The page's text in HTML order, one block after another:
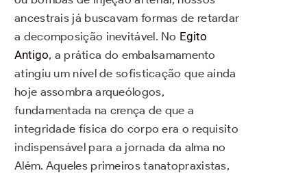
ancestrais já buscavam formas de retardar
a decomposição inevitável. No Egito
Antigo, a prática do embalsamamento
atingiu um nível de sofisticação que ainda
hoje assombra arqueólogos,
fundamentada na crença de que a
integridade física do corpo era o requisito
indispensável para a jornada da alma no
Além. Aqueles primeiros tanatopraxistas,